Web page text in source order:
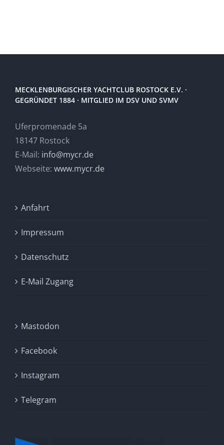
MECKLENBURGISCHER YACHTCLUB ROSTOCK E.V. ·
GEGRÜNDET 1884 · MITGLIED IM DSV UND SVMV
Uferpromenade 5a
18147 Rostock
E-Mail: info@mycr.de
Webseite: www.mycr.de
Anfahrt
Impressum
Datenschutz
E-Mail Zugang
Mastodon
Facebook
Instagram
Telegram